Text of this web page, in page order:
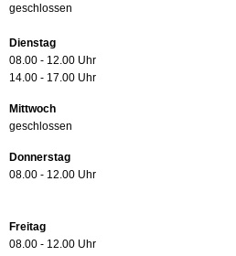
geschlossen
Dienstag
08.00 - 12.00 Uhr
14.00 - 17.00 Uhr
Mittwoch
geschlossen
Donnerstag
08.00 - 12.00 Uhr
Freitag
08.00 - 12.00 Uhr